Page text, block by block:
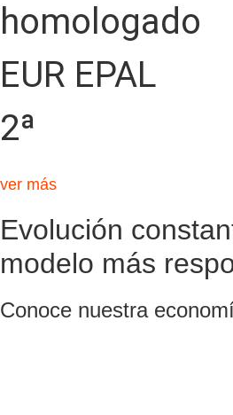
homologado
EUR EPAL
2ª
ver más
Evolución
modelo más
Conoce nuestra